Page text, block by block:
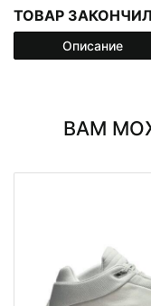
ТОВАР
Описание
ВАМ